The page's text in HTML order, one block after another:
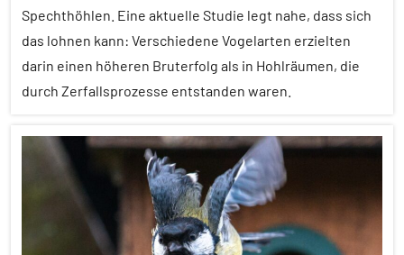
Sozialverhalten
Wirbellose
Spechthöhlen. Eine aktuelle Studie legt nahe, dass sich
das lohnen kann: Verschiedene Vogelarten erzielten
darin einen höheren Bruterfolg als in Hohlräumen, die
durch Zerfallsprozesse entstanden waren.
Artikel